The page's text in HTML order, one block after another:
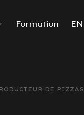
Formation EN
DE